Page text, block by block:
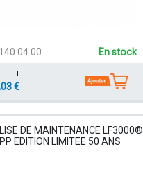
04 00 En stock
HT
€
DE MAINTENANCE LF3000®
EDITION LIMITEE 50 ANS